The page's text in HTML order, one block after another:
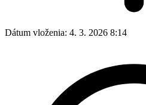
Dátum vloženia: 4. 3. 2026 8:14